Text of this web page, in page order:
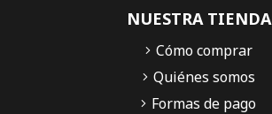
NUESTRA TIENDA
Cómo comprar
Quiénes somos
Formas de pago